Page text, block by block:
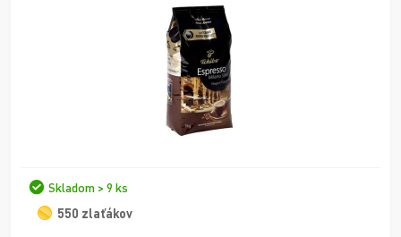
Skladom > 9 ks
550 zlaťákov